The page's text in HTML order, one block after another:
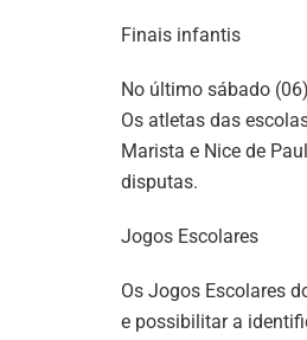
Finais infantis
No último sábado
Os atletas das
Marista e Nice de
disputas.
Jogos Escolares
Os Jogos Escolares
e possibilitar a